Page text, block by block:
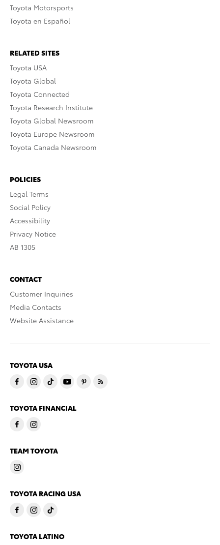
Toyota Motorsports
Toyota en Español
RELATED SITES
Toyota USA
Toyota Global
Toyota Connected
Toyota Research Institute
Toyota Global Newsroom
Toyota Europe Newsroom
Toyota Canada Newsroom
POLICIES
Legal Terms
Social Policy
Accessibility
Privacy Notice
AB 1305
CONTACT
Customer Inquiries
Media Contacts
Website Assistance
TOYOTA USA
TOYOTA FINANCIAL
TEAM TOYOTA
TOYOTA RACING USA
TOYOTA LATINO